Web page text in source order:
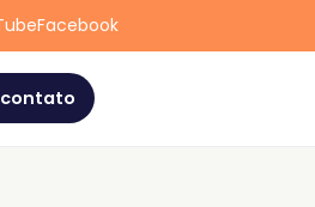
Facebook